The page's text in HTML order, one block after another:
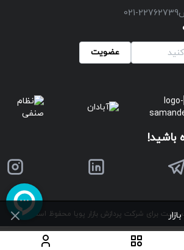
021-22762739
عضویت
باشید!
برای شرکت پردازش بازار پویا محفوظ است ©